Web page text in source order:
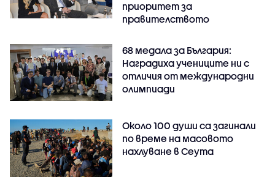
приоритет за
правителството
68 медала за България:
Наградиха учениците ни с
отличия от международни
олимпиади
Около 100 души са загинали
по време на масовото
нахлуване в Сеута